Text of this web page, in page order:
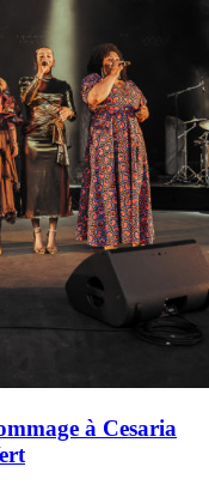
à Cesaria